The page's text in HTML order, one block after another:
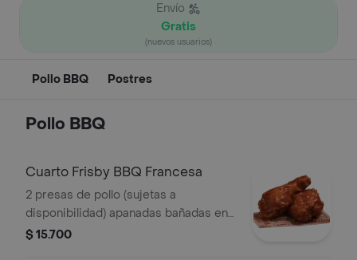
Envío
Gratis
(nuevos usuarios)
Pollo BBQ Postres
Pollo BBQ
Cuarto Frisby BBQ Francesa
2 presas de pollo (sujetas a
disponibilidad) apanadas bañadas en
salsa BBQ ligeramente picante, 1
$ 15.700